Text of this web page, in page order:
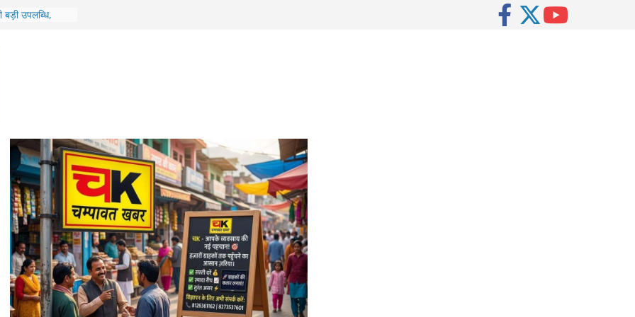
में बहुउद्देशीय
महिलाओं का हुआ है
सीएम करेंगे
में गिरी शिक्षकों
के लिए होगा भव्य
अंतिम चरण में